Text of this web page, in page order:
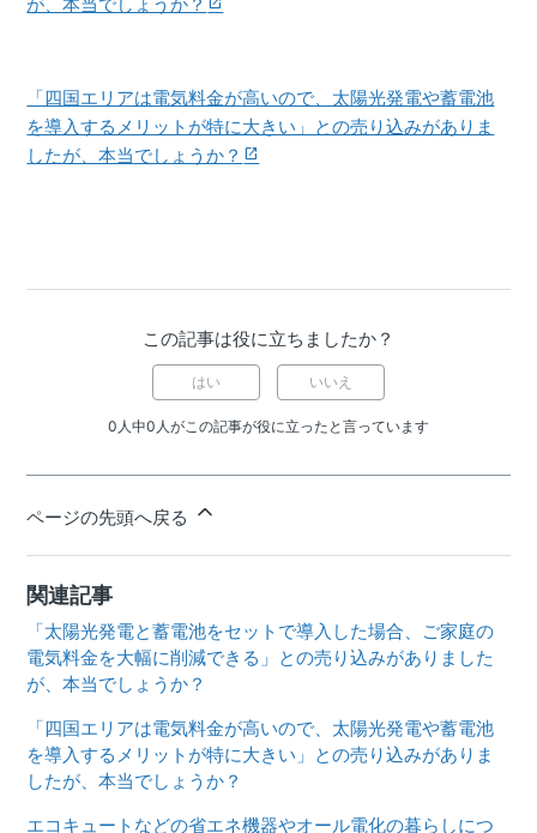
が、本当でしょうか？
「四国エリアは電気料金が高いので、太陽光発電や蓄電池
を導入するメリットが特に大きい」との売り込みがありま
したが、本当でしょうか？
この記事は役に立ちましたか？
はい いいえ
0人中0人がこの記事が役に立ったと言っています
ページの先頭へ戻る
関連記事
「太陽光発電と蓄電池をセットで導入した場合、ご家庭の
電気料金を大幅に削減できる」との売り込みがありました
が、本当でしょうか？
「四国エリアは電気料金が高いので、太陽光発電や蓄電池
を導入するメリットが特に大きい」との売り込みがありま
したが、本当でしょうか？
エコキュートなどの省エネ機器やオール電化の暮らしにつ